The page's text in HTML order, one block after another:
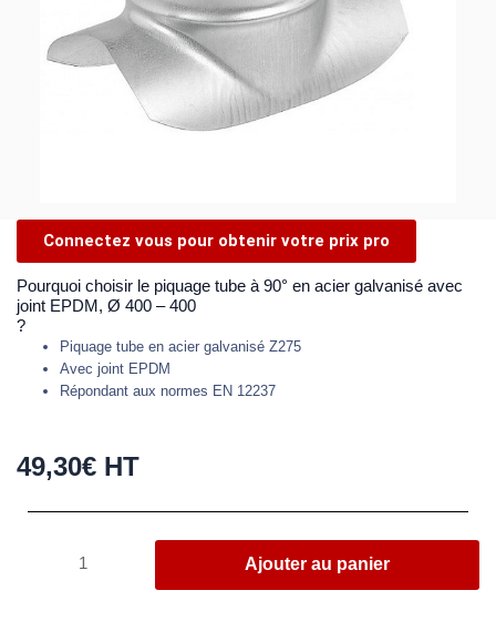
Connectez vous pour obtenir votre prix pro
Pourquoi choisir le piquage tube à 90° en acier galvanisé avec
joint EPDM, Ø 400 – 400
?
Piquage tube en acier galvanisé Z275
Avec joint EPDM
Répondant aux normes EN 12237
49,30€ HT
Ajouter au panier